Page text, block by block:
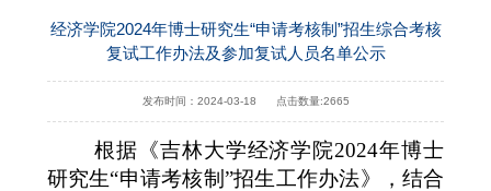
经济学院2024年博士研究生“申请考核制”招生综合考核
复试工作办法及参加复试人员名单公示
发布时间：2024-03-18 点击数量:2665
根据《吉林大学经济学院2024年博士
研究生“申请考核制”招生工作办法》，结合